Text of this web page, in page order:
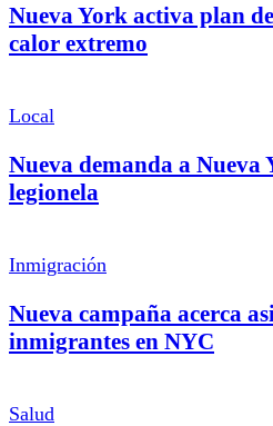
Nueva York activa plan
calor extremo
Local
Nueva demanda a Nueva
legionela
Inmigración
Nueva campaña acerca
inmigrantes en NYC
Salud